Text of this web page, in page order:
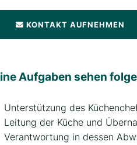
KONTAKT AUFNEHMEN
Aufgaben sehen
Unterstützung des
Leitung der Küche und
Verantwortung in dessen